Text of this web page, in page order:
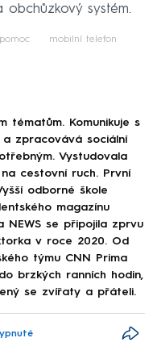
systém.
pomoc mobilní telefon
tématům. Komunikuje s
zpracovává sociální
Vystudovala
cestovní ruch. První
odborné škole
magazínu
NEWS se připojila zprvu
v roce 2020. Od
týmu CNN Prima
brzkých ranních hodin,
se zvířaty a přáteli.